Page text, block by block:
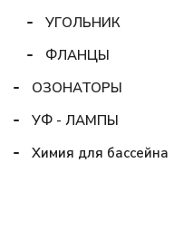
УГОЛЬНИК
ФЛАНЦЫ
ОЗОНАТОРЫ
УФ - ЛАМПЫ
Химия для бассейна